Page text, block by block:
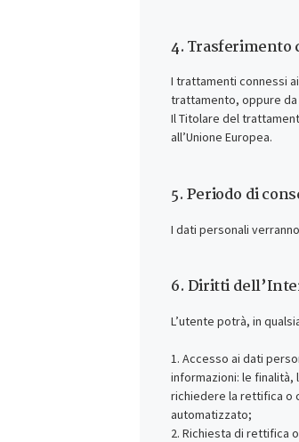
4. Trasferimento
I trattamenti connessi
trattamento, oppure da
Il Titolare del
all’Unione Europea.
5. Periodo di
I dati personali
6. Diritti
L’utente potrà, in
1. Accesso ai dati
informazioni: le
richiedere la rettifica o
automatizzato;
2. Richiesta di rettifica